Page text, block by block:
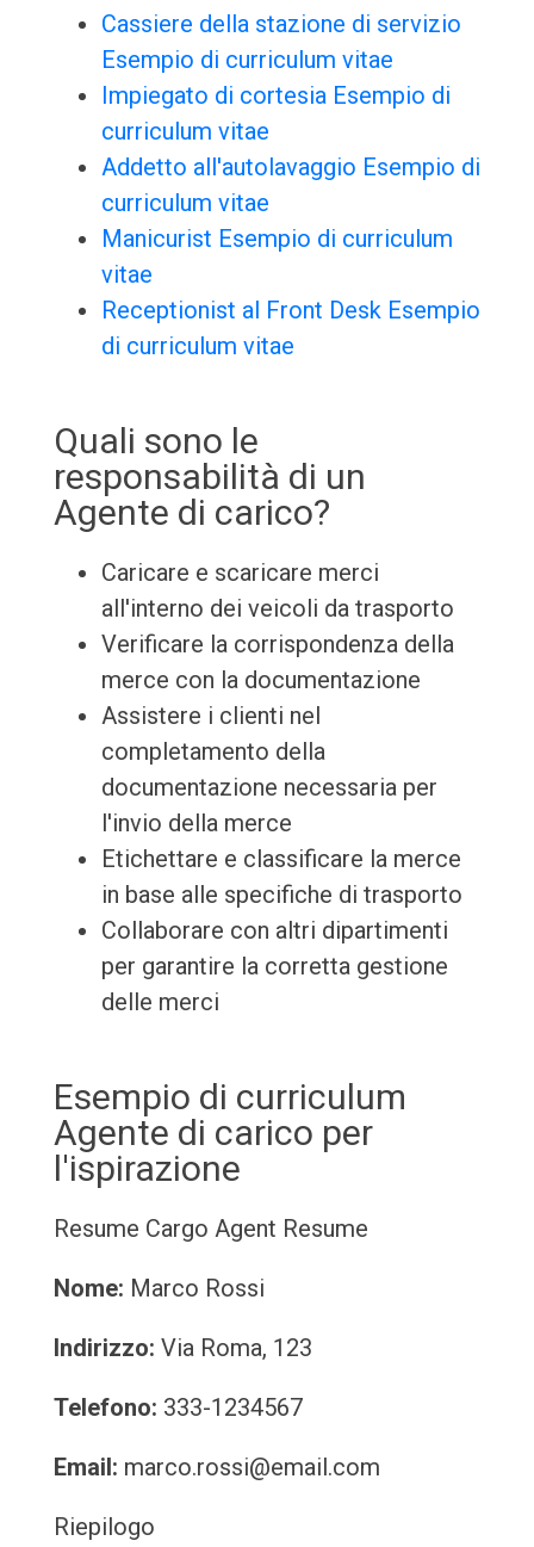
Cassiere della stazione di servizio
Esempio di curriculum vitae
Impiegato di cortesia Esempio di
curriculum vitae
Addetto all'autolavaggio Esempio di
curriculum vitae
Manicurist Esempio di curriculum
vitae
Receptionist al Front Desk Esempio
di curriculum vitae
Quali sono le
responsabilità di un
Agente di carico?
Caricare e scaricare merci
all'interno dei veicoli da trasporto
Verificare la corrispondenza della
merce con la documentazione
Assistere i clienti nel
completamento della
documentazione necessaria per
l'invio della merce
Etichettare e classificare la merce
in base alle specifiche di trasporto
Collaborare con altri dipartimenti
per garantire la corretta gestione
delle merci
Esempio di curriculum
Agente di carico per
l'ispirazione
Resume Cargo Agent Resume
Nome: Marco Rossi
Indirizzo: Via Roma, 123
Telefono: 333-1234567
Email: marco.rossi@email.com
Riepilogo